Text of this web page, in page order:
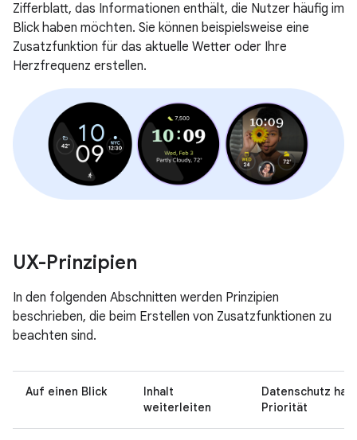
Zifferblatt, das Informationen enthält, die Nutzer häufig im
Blick haben möchten. Sie können beispielsweise eine
Zusatzfunktion für das aktuelle Wetter oder Ihre
Herzfrequenz erstellen.
UX-Prinzipien
In den folgenden Abschnitten werden Prinzipien
beschrieben, die beim Erstellen von Zusatzfunktionen zu
beachten sind.
Auf einen Blick
Inhalt
weiterleiten
Datenschutz hat
Priorität